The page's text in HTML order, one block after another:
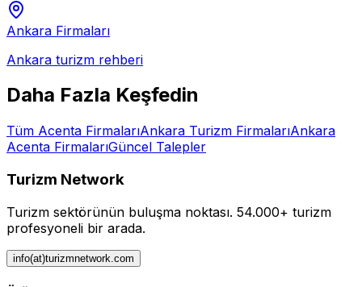
Ankara Firmaları
Ankara turizm rehberi
Daha Fazla Keşfedin
Tüm Acenta FirmalarıAnkara Turizm FirmalarıAnkara
Acenta FirmalarıGüncel Talepler
Turizm Network
Turizm sektörünün buluşma noktası. 54.000+ turizm
profesyoneli bir arada.
info(at)turizmnetwork.com